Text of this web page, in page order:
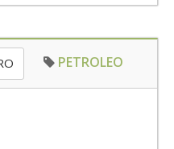
PETROLEO